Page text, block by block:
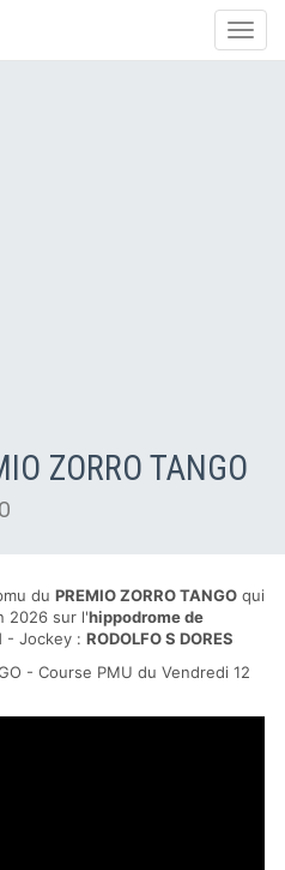
ZORRO TANGO
du PREMIO ZORRO TANGO qui
2026 sur l'hippodrome de
- Jockey : RODOLFO S DORES
- Course PMU du Vendredi 12